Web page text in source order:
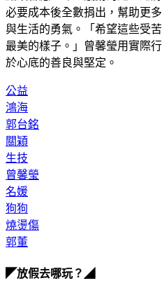
與生活的勇氣。「希望這些受
最美的樣子。」曾馨瑩用實際
於心底的善良與堅定。
鴻海
郭台銘
關穎
生技
曾馨瑩
名媛
狗狗
燒燙傷
郭董